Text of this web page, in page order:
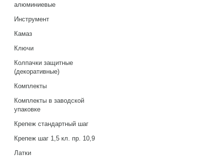
алюминиевые
Инструмент
Камаз
Ключи
Колпачки защитные
(декоративные)
Комплекты
Комплекты в заводской
упаковке
Крепеж стандартный шаг
Крепеж шаг 1,5 кл. пр. 10,9
Латки